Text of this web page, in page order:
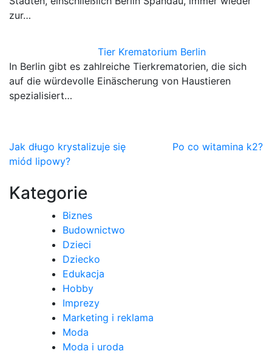
zur…
Tier Krematorium Berlin
In Berlin gibt es zahlreiche Tierkrematorien, die sich
auf die würdevolle Einäscherung von Haustieren
spezialisiert…
Nawigacja
wpisu
Jak długo krystalizuje się
miód lipowy?
Po co witamina k2?
Kategorie
Biznes
Budownictwo
Dzieci
Dziecko
Edukacja
Hobby
Imprezy
Marketing i reklama
Moda
Moda i uroda